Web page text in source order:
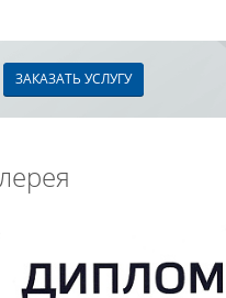
ЗАКАЗАТЬ УСЛУГУ